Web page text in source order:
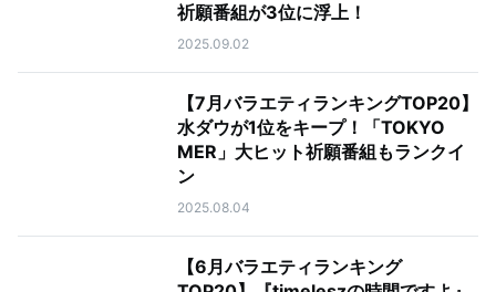
祈願番組が3位に浮上！
2025.09.02
【7月バラエティランキングTOP20】
水ダウが1位をキープ！「TOKYO
MER」大ヒット祈願番組もランクイ
ン
2025.08.04
【6月バラエティランキング